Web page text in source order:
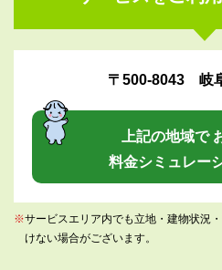
〒500-8043 岐
上記の地域で
料金シミュレー
※サービスエリア内でも立地・建物状況
けない場合がございます。